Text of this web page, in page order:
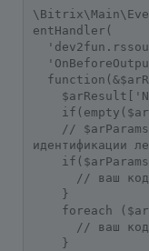
entHandler(
//
идентификации
// ваш код
}
foreach
// ваш код
}